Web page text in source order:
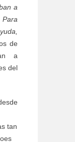
a
de
a
del
tan